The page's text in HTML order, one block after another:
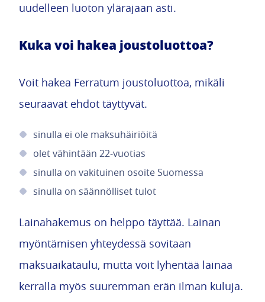
uudelleen luoton ylärajaan asti.
Kuka voi hakea joustoluottoa?
Voit hakea Ferratum joustoluottoa, mikäli
seuraavat ehdot täyttyvät.
sinulla ei ole maksuhäiriöitä
olet vähintään 22-vuotias
sinulla on vakituinen osoite Suomessa
sinulla on säännölliset tulot
Lainahakemus on helppo täyttää. Lainan
myöntämisen yhteydessä sovitaan
maksuaikataulu, mutta voit lyhentää lainaa
kerralla myös suuremman erän ilman kuluja.